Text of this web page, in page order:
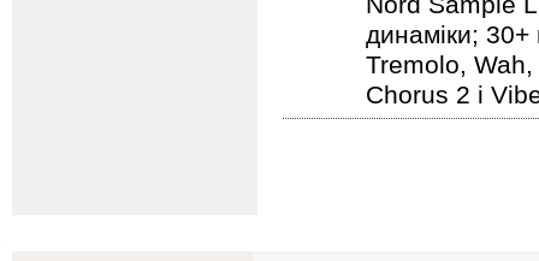
динаміки; 30+
Tremolo,
Chorus 2 і